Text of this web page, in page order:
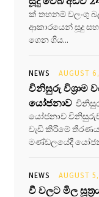
ක් තහනම් වලංගු
ආකාරයෙන් සූදු
ගෙන ගිය...
NEWS AUGUST
විනිසුරු විශ්‍රාම
යෝජනාව
යෝජනාව
වැඩි කිරීමේ
මණ්ඩලයේදී
NEWS AUGUST
වී වලට මිල